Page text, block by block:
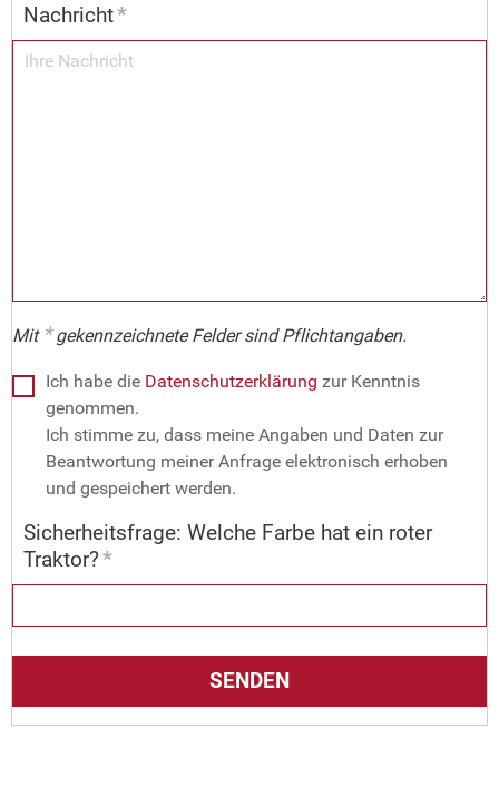
Nachricht*
Mit *gekennzeichnete Felder sind Pflichtangaben.
Ich habe die Datenschutzerklärung zur Kenntnis
genommen.
Ich stimme zu, dass meine Angaben und Daten zur
Beantwortung meiner Anfrage elektronisch erhoben
und gespeichert werden.
Sicherheitsfrage: Welche Farbe hat ein roter
Traktor?*
SENDEN